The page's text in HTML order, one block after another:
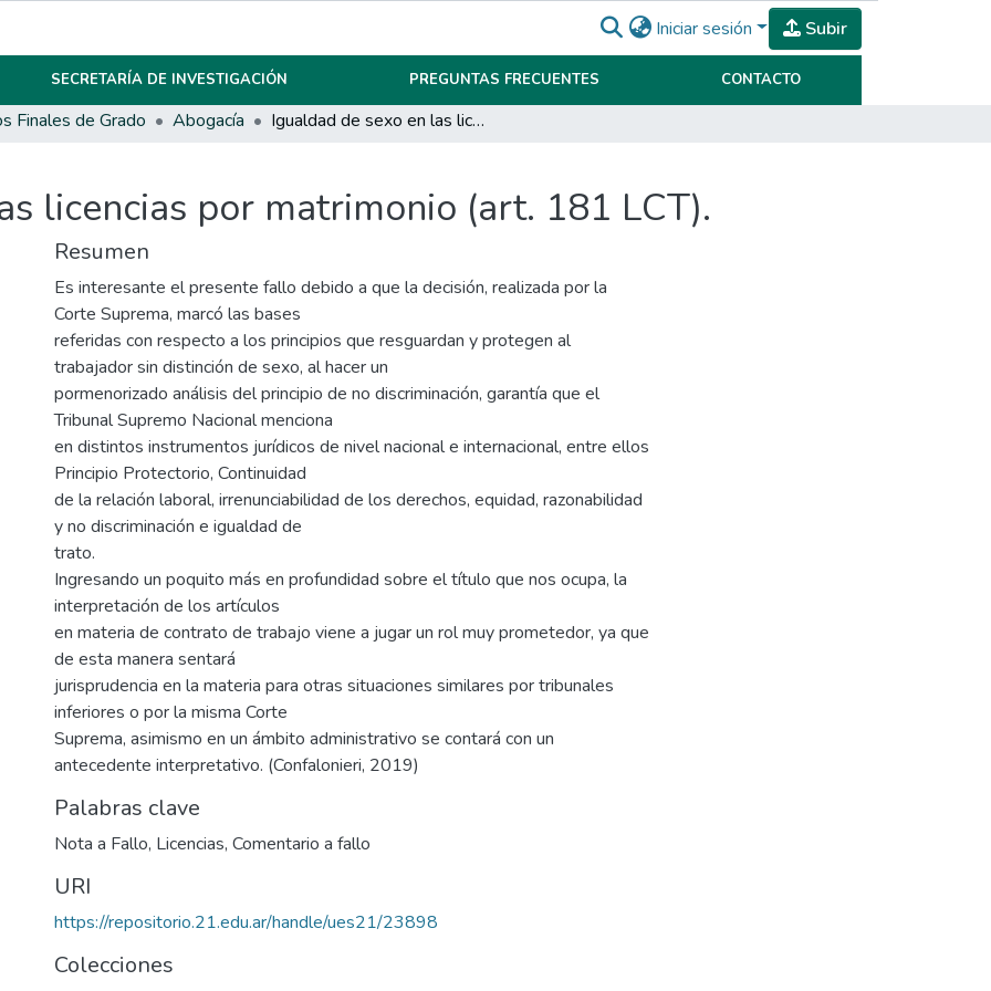
Iniciar sesión Subir
SECRETARÍA DE INVESTIGACIÓN PREGUNTAS FRECUENTES CONTACTO
Finales de Grado Abogacía Igualdad de sexo en las licencias por matrimonio (art. 181 LCT).
licencias por matrimonio (art. 181 LCT).
Resumen
Es interesante el presente fallo debido a que la decisión, realizada por la
Corte Suprema, marcó las bases
referidas con respecto a los principios que resguardan y protegen al
trabajador sin distinción de sexo, al hacer un
pormenorizado análisis del principio de no discriminación, garantía que el
Tribunal Supremo Nacional menciona
en distintos instrumentos jurídicos de nivel nacional e internacional, entre ellos
Principio Protectorio, Continuidad
de la relación laboral, irrenunciabilidad de los derechos, equidad, razonabilidad
y no discriminación e igualdad de
trato.
Ingresando un poquito más en profundidad sobre el título que nos ocupa, la
interpretación de los artículos
en materia de contrato de trabajo viene a jugar un rol muy prometedor, ya que
de esta manera sentará
jurisprudencia en la materia para otras situaciones similares por tribunales
inferiores o por la misma Corte
Suprema, asimismo en un ámbito administrativo se contará con un
antecedente interpretativo. (Confalonieri, 2019)
Palabras clave
Nota a Fallo, Licencias, Comentario a fallo
URI
https://repositorio.21.edu.ar/handle/ues21/23898
Colecciones